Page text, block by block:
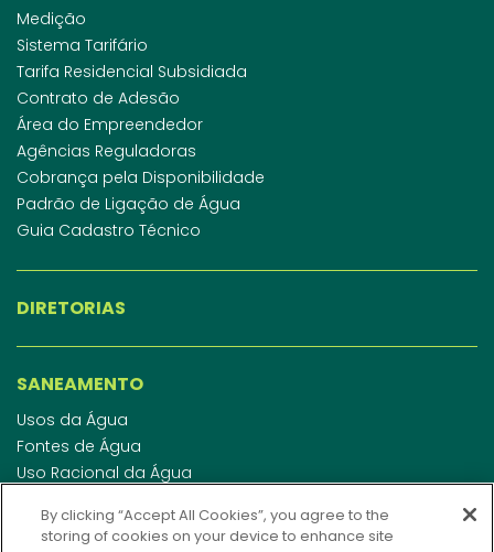
Medição
Sistema Tarifário
Tarifa Residencial Subsidiada
Contrato de Adesão
Área do Empreendedor
Agências Reguladoras
Cobrança pela Disponibilidade
Padrão de Ligação de Água
Guia Cadastro Técnico
DIRETORIAS
SANEAMENTO
Usos da Água
Fontes de Água
Uso Racional da Água
Esgotamento Sanitário
By clicking “Accept All Cookies”, you agree to the
storing of cookies on your device to enhance site